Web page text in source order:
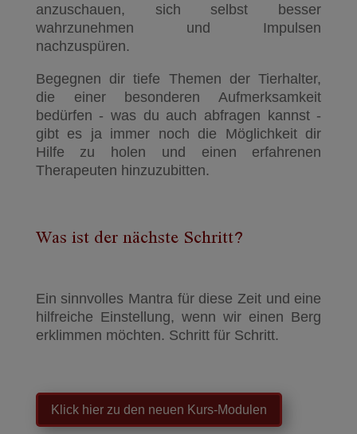
anzuschauen, sich selbst besser
wahrzunehmen und Impulsen
nachzuspüren.
Begegnen dir tiefe Themen der Tierhalter,
die einer besonderen Aufmerksamkeit
bedürfen - was du auch abfragen kannst -
gibt es ja immer noch die Möglichkeit dir
Hilfe zu holen und einen erfahrenen
Therapeuten hinzuzubitten.
Was ist der nächste Schritt?
Ein sinnvolles Mantra für diese Zeit und eine
hilfreiche Einstellung, wenn wir einen Berg
erklimmen möchten. Schritt für Schritt.
Klick hier zu den neuen Kurs-Modulen